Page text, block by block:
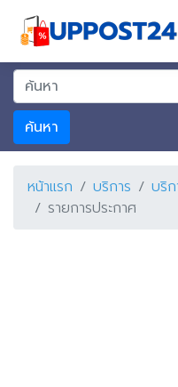
ค้นหา
หน้าแรก บริการ
บริก
รายการประกาศ